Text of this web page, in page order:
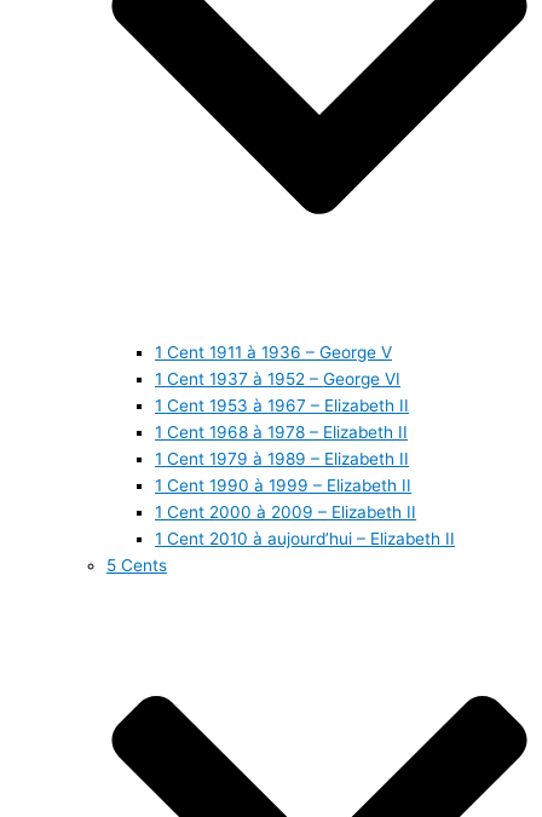
1 Cent 1911 à 1936 – George V
1 Cent 1937 à 1952 – George VI
1 Cent 1953 à 1967 – Elizabeth II
1 Cent 1968 à 1978 – Elizabeth II
1 Cent 1979 à 1989 – Elizabeth II
1 Cent 1990 à 1999 – Elizabeth II
1 Cent 2000 à 2009 – Elizabeth II
1 Cent 2010 à aujourd’hui – Elizabeth II
5 Cents